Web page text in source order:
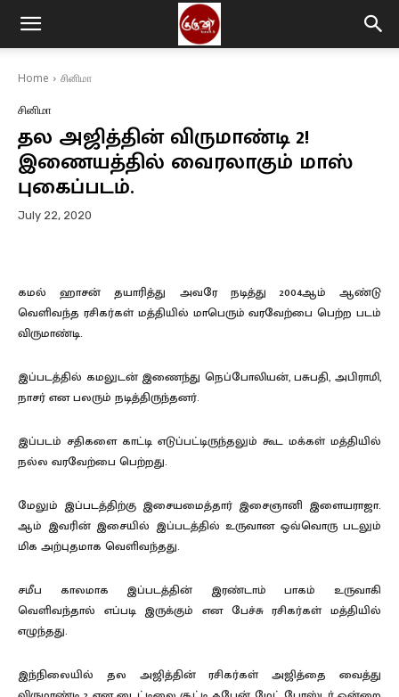
Home சினிமா
சினிமா
தல அஜித்தின் விருமாண்டி 2!
இணையத்தில் வைரலாகும் மாஸ்
புகைப்படம்.
July 22, 2020
கமல் ஹாசன் தயாரித்து அவரே நடித்து 2004ஆம் ஆண்டு
வெளிவந்த ரசிகர்கள் மத்தியில் மாபெரும் வரவேற்பை பெற்ற படம்
விருமாண்டி.
இப்படத்தில் கமலுடன் இணைந்து நெப்போலியன், பசுபதி, அபிராமி,
நாசர் என பலரும் நடித்திருந்தனர்.
இப்படம் சதிகளை காட்டி எடுப்பட்டிருந்தலும் கூட மக்கள் மத்தியில்
நல்ல வரவேற்பை பெற்றது.
மேலும் இப்படத்திற்கு இசையமைத்தார் இசைஞானி இளையராஜா.
ஆம் இவரின் இசையில் இப்படத்தில் உருவான ஒவ்வொரு படலும்
மிக அற்புதமாக வெளிவந்தது.
சமீப காலமாக இப்படத்தின் இரண்டாம் பாகம் உருவாகி
வெளிவந்தால் எப்படி இருக்கும் என பேச்சு ரசிகர்கள் மத்தியில்
எழுந்தது.
இந்நிலையில் தல அஜித்தின் ரசிகர்கள் அஜித்தை வைத்து